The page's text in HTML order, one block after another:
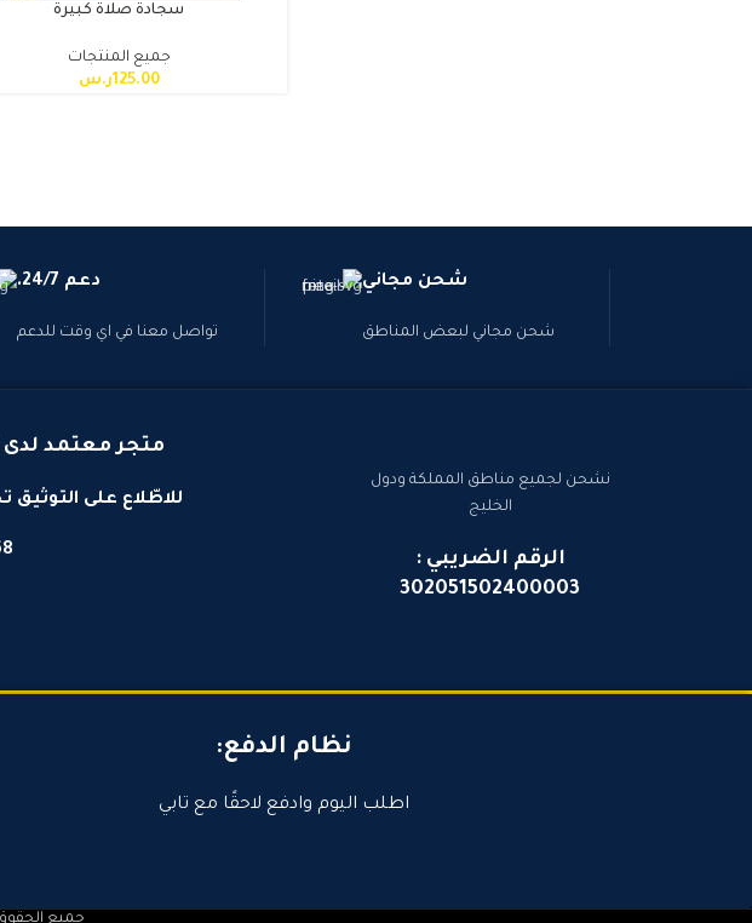
سجادة صلاة كبيرة
جميع المنتجات
125.00ر.س
شحن مجاني
شحن مجاني لبعض المناطق
دعم 24/7.
تواصل معنا في اي وقت للدعم
نشحن لجميع مناطق المملكة ودول
الخليج
الرقم الضريبي :
302051502400003
متجر معتمد لدى
للاطّلاع على
نظام الدفع:
اطلب اليوم وادفع لاحقًا مع تابي
جميع